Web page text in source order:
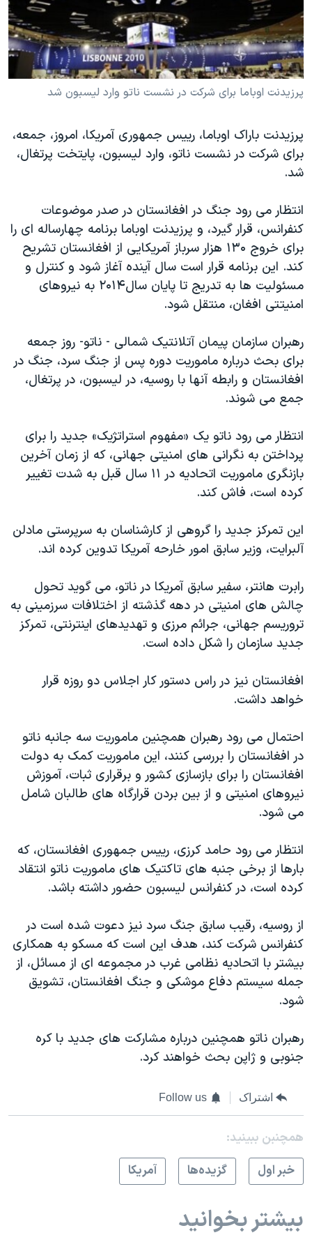
فرهنگ و زندگی
حقوق شهروندی
اقتصادی
علم و فناوری
گالری عکس
آرشیو پخش زنده
مستندها
انتخابات ریاست جمهوری آمریکا ۲۰۲۴
حمله جمهوری اسلامی به اسرائیل
رمز مهسا
اعتراضات زن، زندگی، آزادی
مجموعه مستندهای دادخواهی
دادگاه حمید نوری
چهل سال گروگان‌گیری
قانون شفافیت دارائی کادر رهبری ایران
اعتراضات مردمی آبان ۹۸
اسرائیل در جنگ
نرگس محمدی برنده جایزه نوبل صلح
همایش محافظه‌کاران آمریکا «سی‌پک»
صفحه‌های ویژه
دنبال کنید
پرزيدنت اوباما برای شرکت در نشست ناتو وارد ليسبون شد
پرزيدنت باراک اوباما، رییس جمهوری آمریکا، امروز، جمعه،
برای شرکت در نشست ناتو، وارد ليسبون، پايتخت پرتغال،
شد.
انتظار می رود جنگ در افغانستان در صدر موضوعات
کنفرانس، قرار گيرد، و پرزيدنت اوباما برنامه چهارساله ای را
برای خروج ۱۳۰ هزار سرباز آمریکایی از افغانستان تشریح
کند. این برنامه قرار است سال آینده آغاز شود و کنترل و
مسئولیت ها به تدریج تا پايان سال۲۰۱۴ به نیروهای
امنیتتی افغان، منتقل شود.
رهبران سازمان پیمان آتلانتیک شمالی - ناتو- روز جمعه
برای بحث درباره ماموریت دوره پس از جنگ سرد، جنگ در
افغانستان و رابطه آنها با روسیه، در لیسبون، در پرتغال،
جمع می شوند.
انتظار می رود ناتو یک «مفهوم استراتژیک» جدید را برای
پرداختن به نگرانی های امنیتی جهانی، که از زمان آخرین
بازنگری ماموریت اتحادیه در ۱۱ سال قبل به شدت تغییر
کرده است، فاش کند.
این تمرکز جدید را گروهی از کارشناسان به سرپرستی مادلن
آلبرایت، وزیر سابق امور خارحه آمریکا تدوین کرده اند.
رابرت هانتر، سفیر سابق آمریکا در ناتو، می گوید تحول
چالش های امنیتی در دهه گذشته از اختلافات سرزمینی به
تروریسم جهانی، جرائم مرزی و تهدیدهای اینترنتی، تمرکز
جدید سازمان را شکل داده است.
افغانستان نیز در راس دستور کار اجلاس دو روزه قرار
خواهد داشت.
احتمال می رود رهبران همچنین ماموریت سه جانبه ناتو
در افغانستان را بررسی کنند، این ماموریت کمک به دولت
افغانستان را برای بازسازی کشور و برقراری ثبات، آموزش
نیروهای امنیتی و از بین بردن قرارگاه های طالبان شامل
می شود.
انتظار می رود حامد کرزی، رییس جمهوری افغانستان، که
بارها از برخی جنبه های تاکتیک های ماموریت ناتو انتقاد
کرده است، در کنفرانس لیسبون حضور داشته باشد.
از روسیه، رقیب سابق جنگ سرد نیز دعوت شده است در
کنفرانس شرکت کند، هدف این است که مسکو به همکاری
بیشتر با اتحادیه نظامی غرب در مجموعه ای از مسائل، از
جمله سیستم دفاع موشکی و جنگ افغانستان، تشویق
شود.
رهبران ناتو همچنین درباره مشارکت های جدید با کره
جنوبی و ژاپن بحث خواهند کرد.
اشتراک Follow us
همچنبن ببینید:
خبر اول
گزيده‌ها آمريکا
بیشتر بخوانید